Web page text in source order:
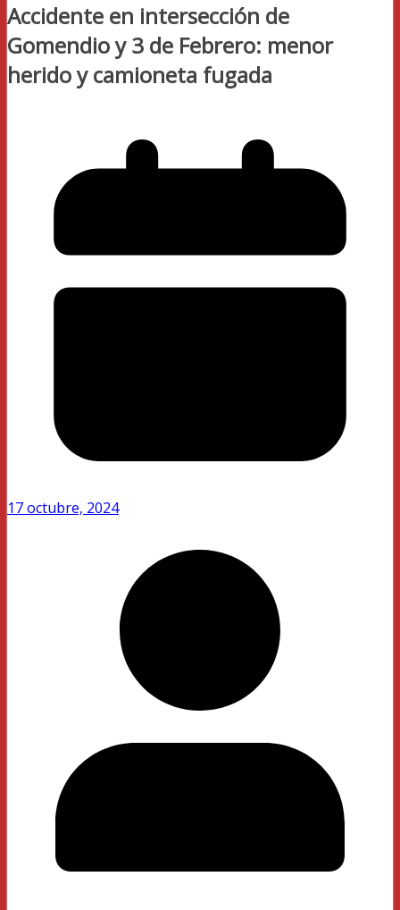
Accidente en intersección de
Gomendio y 3 de Febrero: menor
herido y camioneta fugada
17 octubre, 2024